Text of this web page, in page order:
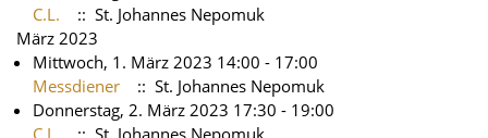
C.L.
:: St. Johannes Nepomuk
März 2023
Mittwoch, 1. März 2023 14:00 - 17:00
Messdiener
:: St. Johannes Nepomuk
Donnerstag, 2. März 2023 17:30 - 19:00
C.L.
:: St. Johannes Nepomuk